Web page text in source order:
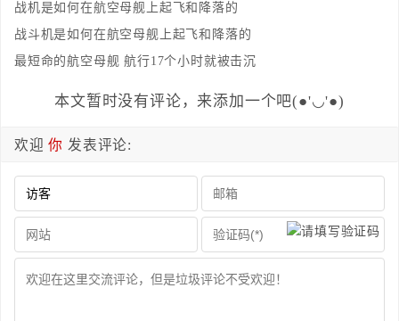
战机是如何在航空母舰上起飞和降落的
战斗机是如何在航空母舰上起飞和降落的
最短命的航空母舰 航行17个小时就被击沉
本文暂时没有评论，来添加一个吧(●'◡'●)
欢迎你 发表评论: